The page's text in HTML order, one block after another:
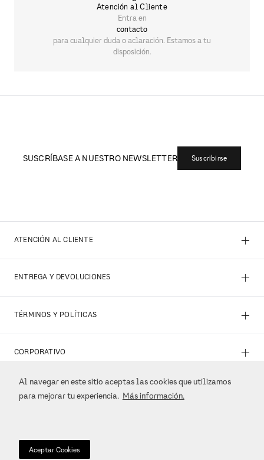
Al navegar en este sitio aceptas las cookies que utilizamos
para mejorar tu experiencia. Más información.
Aceptar Cookies
Atención al Cliente
Entra en
contacto
para cualquier duda o aclaración. Estamos a tu
disposición.
SUSCRÍBASE A NUESTRO NEWSLETTER Suscribirse
ATENCIÓN AL CLIENTE +
ENTREGA Y DEVOLUCIONES +
TÉRMINOS Y POLÍTICAS +
CORPORATIVO +
REDES SOCIALES